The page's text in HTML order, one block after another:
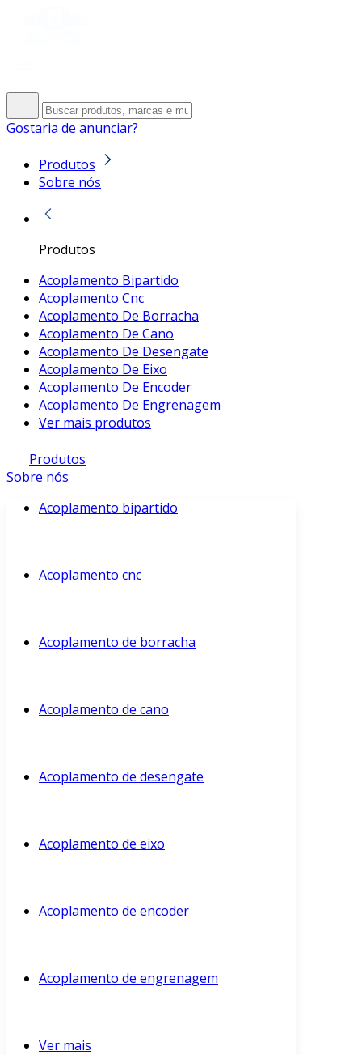
Gostaria de anunciar?
Produtos
Sobre nós
Produtos
Acoplamento Bipartido
Acoplamento Cnc
Acoplamento De Borracha
Acoplamento De Cano
Acoplamento De Desengate
Acoplamento De Eixo
Acoplamento De Encoder
Acoplamento De Engrenagem
Ver mais produtos
Produtos
Sobre nós
Acoplamento bipartido
Acoplamento cnc
Acoplamento de borracha
Acoplamento de cano
Acoplamento de desengate
Acoplamento de eixo
Acoplamento de encoder
Acoplamento de engrenagem
Ver mais